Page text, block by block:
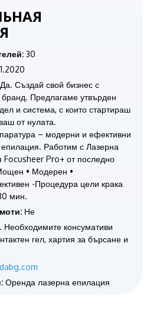
30
Да. Създай свой бизнес с
бранд. Предлагаме утвърден
и система, с които стартираш
от нулата.
– модерни и ефективни
Работим с Лазерна
Focusheer Pro+ от последно
• Модерен •
-Процедура цели крака
мин.
Не
Необходимите консумативи
гел, хартия за бърсане и
Оренда лазерна епилация